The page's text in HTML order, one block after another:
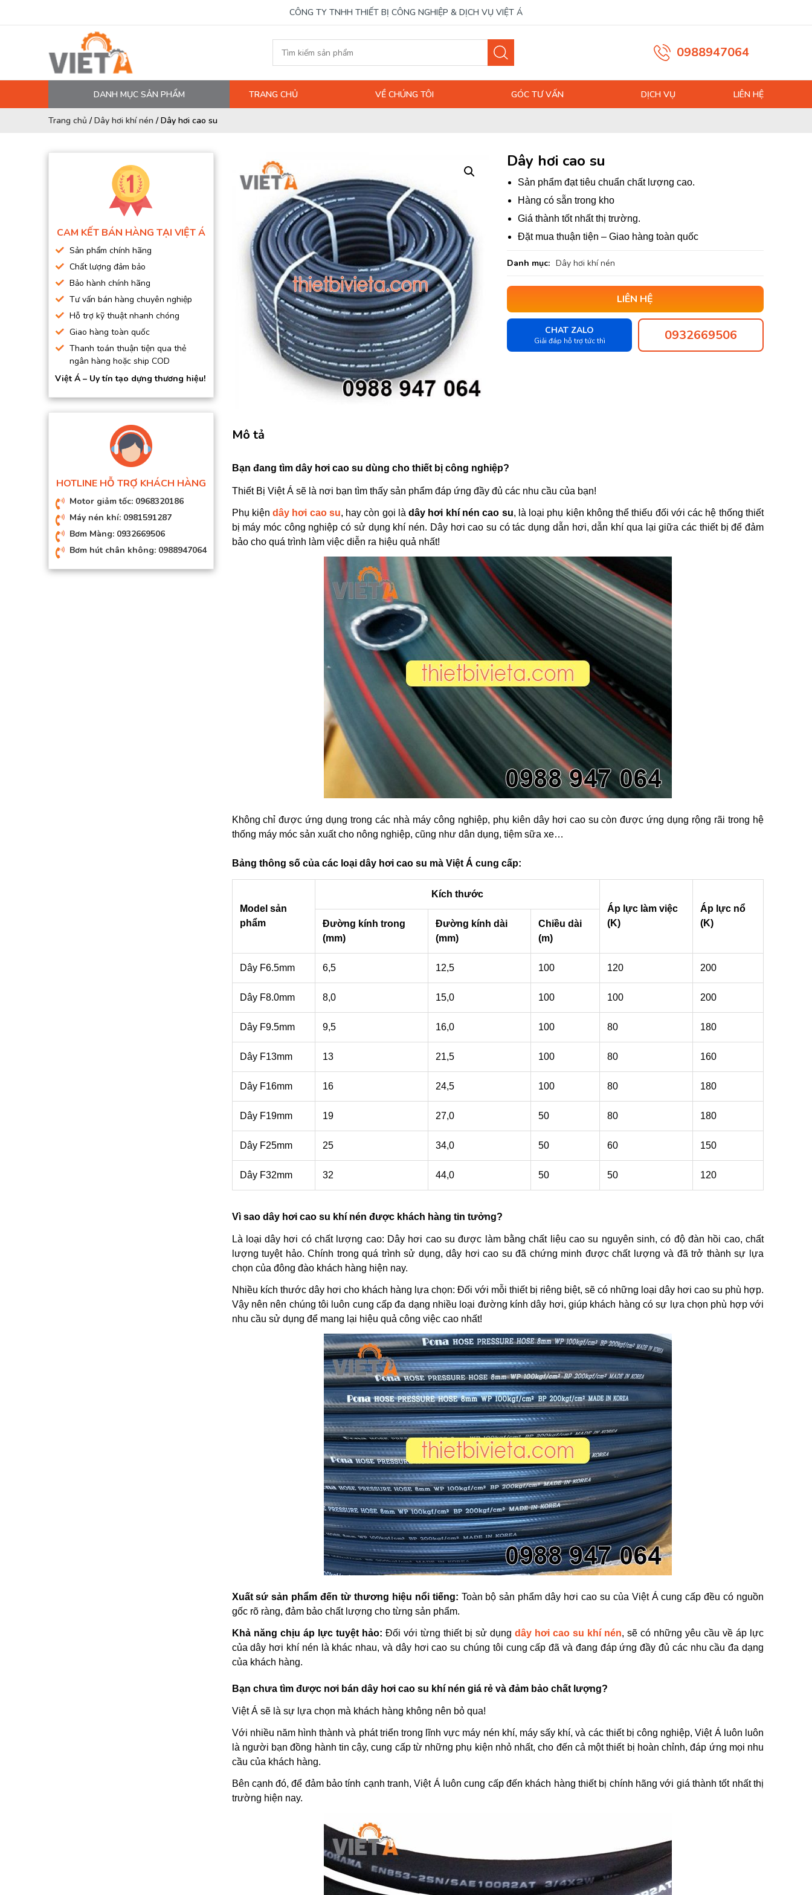
CÔNG TY TNHH THIẾT BỊ CÔNG NGHIỆP & DỊCH VỤ VIỆT Á
0988947064
DANH MỤC SẢN PHẨM
MÁY NÉN KHÍ
DẦU MÁY NÉN KHÍ
DÂY HƠI, ỐNG HƠI
BƠM MÀNG KHÍ NÉN
BƠM HÚT CHÂN KHÔNG
BƠM ĐỊNH LƯỢNG
MOTOR, HỘP GIẢM TỐC
MÁY TẠO KHÍ NITO
TRANG CHỦ VỀ CHÚNG TÔI GÓC TƯ VẤN DỊCH VỤ LIÊN HỆ
Trang chủ /Dây hơi khí nén /Dây hơi cao su
CAM KẾT BÁN HÀNG TẠI VIỆT Á
Sản phẩm chính hãng
Chất lượng đảm bảo
Bảo hành chính hãng
Tư vấn bán hàng chuyên nghiệp
Hỗ trợ kỹ thuật nhanh chóng
Giao hàng toàn quốc
Thanh toán thuận tiện qua thẻ
ngân hàng hoặc ship COD
Việt Á – Uy tín tạo dựng thương hiệu!
HOTLINE HỖ TRỢ KHÁCH HÀNG
Motor giảm tốc: 0968320186
Máy nén khí: 0981591287
Bơm Màng: 0932669506
Bơm hút chân không: 0988947064
Dây hơi cao su
Sản phẩm đạt tiêu chuẩn chất lượng cao.
Hàng có sẵn trong kho
Giá thành tốt nhất thị trường.
Đặt mua thuận tiện – Giao hàng toàn quốc
Danh mục: Dây hơi khí nén
LIÊN HỆ
CHAT ZALO
Giải đáp hỗ trợ tức thì 0932669506
Mô tả
Bạn đang tìm dây hơi cao su dùng cho thiết bị công nghiệp?
Thiết Bị Việt Á sẽ là nơi bạn tìm thấy sản phẩm đáp ứng đầy đủ các nhu cầu của bạn!
Phụ kiệndây hơi cao su, hay còn gọi làdây hơi khí nén cao su, là loại phụ kiện không thể thiếu đối với các hệ thống thiết
bị máy móc công nghiệp có sử dụng khí nén. Dây hơi cao su có tác dụng dẫn hơi, dẫn khí qua lại giữa các thiết bị để đảm
bảo cho quá trình làm việc diễn ra hiệu quả nhất!
Không chỉ được ứng dụng trong các nhà máy công nghiệp, phụ kiên dây hơi cao su còn được ứng dụng rộng rãi trong hệ
thống máy móc sản xuất cho nông nghiệp, cũng như dân dụng, tiệm sữa xe…
Bảng thông số của các loại dây hơi cao su mà Việt Á cung cấp:
Model sản
phẩm
Kích thước
Áp lực làm việc
(K)
Áp lực nổ
(K)
Đường kính trong
(mm)
Đường kính dài
(mm)
Chiều dài
(m)
Dây F6.5mm 6,5 12,5 100 120 200
Dây F8.0mm 8,0 15,0 100 100 200
Dây F9.5mm 9,5 16,0 100 80 180
Dây F13mm 13 21,5 100 80 160
Dây F16mm 16 24,5 100 80 180
Dây F19mm 19 27,0 50 80 180
Dây F25mm 25 34,0 50 60 150
Dây F32mm 32 44,0 50 50 120
Vì sao dây hơi cao su khí nén được khách hàng tin tưởng?
Là loại dây hơi có chất lượng cao: Dây hơi cao su được làm bằng chất liệu cao su nguyên sinh, có độ đàn hồi cao, chất
lượng tuyệt hảo. Chính trong quá trình sử dụng, dây hơi cao su đã chứng minh được chất lượng và đã trở thành sự lựa
chọn của đông đào khách hàng hiện nay.
Nhiều kích thước dây hơi cho khách hàng lựa chọn: Đối với mỗi thiết bị riêng biệt, sẽ có những loại dây hơi cao su phù hợp.
Vậy nên nên chúng tôi luôn cung cấp đa dạng nhiều loại đường kính dây hơi, giúp khách hàng có sự lựa chọn phù hợp với
nhu cầu sử dụng để mang lại hiệu quả công việc cao nhất!
Xuất sứ sản phẩm đến từ thương hiệu nổi tiếng: Toàn bộ sản phẩm dây hơi cao su của Việt Á cung cấp đều có nguồn
gốc rõ ràng, đảm bảo chất lượng cho từng sản phẩm.
Khả năng chịu áp lực tuyệt hảo: Đối với từng thiết bị sử dụng dây hơi cao su khí nén, sẽ có những yêu cầu về áp lực
của dây hơi khí nén là khác nhau, và dây hơi cao su chúng tôi cung cấp đã và đang đáp ứng đầy đủ các nhu cầu đa dạng
của khách hàng.
Bạn chưa tìm được nơi bán dây hơi cao su khí nén giá rẻ và đảm bảo chất lượng?
Việt Á sẽ là sự lựa chọn mà khách hàng không nên bỏ qua!
Với nhiều năm hình thành và phát triển trong lĩnh vực máy nén khí, máy sấy khí, và các thiết bị công nghiệp, Việt Á luôn luôn
là người bạn đồng hành tin cậy, cung cấp từ những phụ kiện nhỏ nhất, cho đến cả một thiết bị hoàn chỉnh, đáp ứng mọi nhu
cầu của khách hàng.
Bên cạnh đó, để đảm bảo tính cạnh tranh, Việt Á luôn cung cấp đến khách hàng thiết bị chính hãng với giá thành tốt nhất thị
trường hiện nay.